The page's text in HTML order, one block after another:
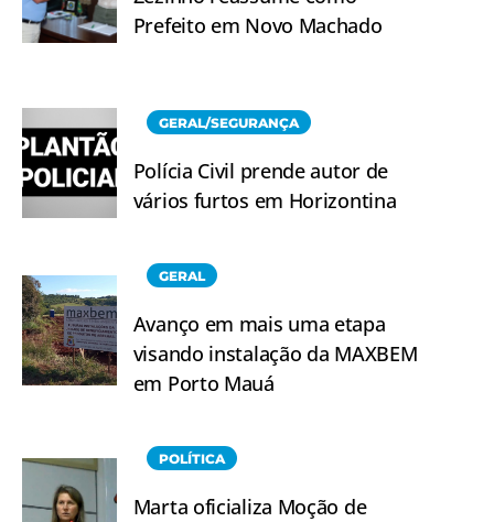
Prefeito em Novo Machado
GERAL/SEGURANÇA
Polícia Civil prende autor de
vários furtos em Horizontina
GERAL
Avanço em mais uma etapa
visando instalação da MAXBEM
em Porto Mauá
POLÍTICA
Marta oficializa Moção de